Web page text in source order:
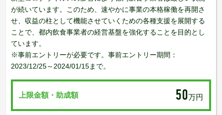
が続いています。このため、速やかに事業の本格稼働を再開さ
せ、収益の柱として機能させていくための各種支援を展開する
ことで、都内飲食事業者の経営基盤を強化することを目的とし
ています。
※事前エントリーが必要です。事前エントリー期間：
2023/12/25～2024/01/15まで。
上限金額・助成額 50万円